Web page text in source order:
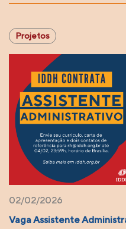
Administrativo